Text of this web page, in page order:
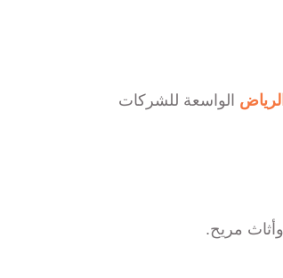
الواسعة للشركات
وأثاث مريح.